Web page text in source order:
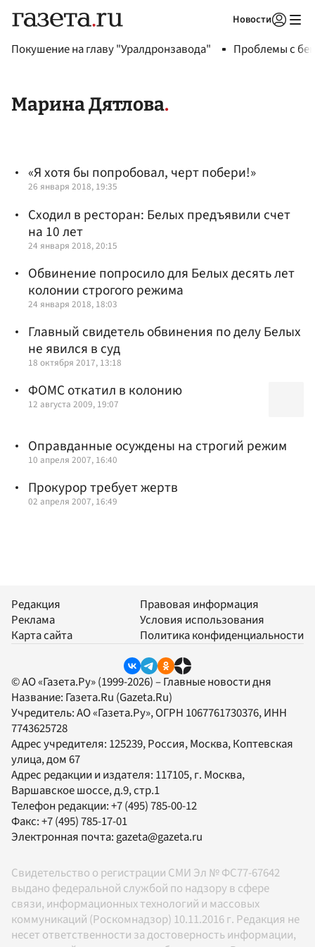
Новости
Покушение на главу "Уралдронзавода" Проблемы с
Марина Дятлова
«Я хотя бы попробовал, черт побери!»
26 января 2018, 19:35
Сходил в ресторан: Белых предъявили счет
на 10 лет
24 января 2018, 20:15
Обвинение попросило для Белых десять лет
колонии строгого режима
24 января 2018, 18:03
Главный свидетель обвинения по делу Белых
не явился в суд
18 октября 2017, 13:18
ФОМС откатил в колонию
12 августа 2009, 19:07
Оправданные осуждены на строгий режим
10 апреля 2007, 16:40
Прокурор требует жертв
02 апреля 2007, 16:49
Редакция
Реклама
Карта сайта
Правовая информация
Условия использования
Политика конфиденциальности
© АО «Газета.Ру» (1999-2026) – Главные новости дня
Название: Газета.Ru (Gazeta.Ru)
Учредитель:АО «Газета.Ру», ОГРН 1067761730376, ИНН
7743625728
Адрес учредителя: 125239, Россия, Москва, Коптевская
улица, дом 67
Адрес редакции и издателя: 117105, г. Москва,
Варшавское шоссе, д.9, стр.1
Телефон редакции:+7 (495) 785-00-12
Факс:+7 (495) 785-17-01
Электронная почта:gazeta@gazeta.ru
Свидетельство о регистрации СМИ Эл № ФС77-67642
выдано федеральной службой по надзору в сфере
связи, информационных технологий и массовых
коммуникаций (Роскомнадзор) 10.11.2016 г. Редакция не
несет ответственности за достоверность информации,